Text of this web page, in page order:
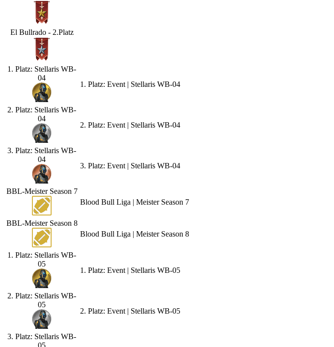
El Bullrado - 2.Platz
1. Platz: Stellaris WB-
04
1. Platz: Event | Stellaris WB-04
2. Platz: Stellaris WB-
04
2. Platz: Event | Stellaris WB-04
3. Platz: Stellaris WB-
04
3. Platz: Event | Stellaris WB-04
BBL-Meister Season 7
Blood Bull Liga | Meister Season 7
BBL-Meister Season 8
Blood Bull Liga | Meister Season 8
1. Platz: Stellaris WB-
05
1. Platz: Event | Stellaris WB-05
2. Platz: Stellaris WB-
05
2. Platz: Event | Stellaris WB-05
3. Platz: Stellaris WB-
05